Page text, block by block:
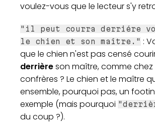
voulez-vous que le lecteur s'y
"il peut courra derriére
le chien et son maître." :
que le chien n'est pas censé
derrièreson maître, comme
confrères ? Le chien et le maître
ensemble, pourquoi pas, un
exemple (mais pourquoi
du coup ?).